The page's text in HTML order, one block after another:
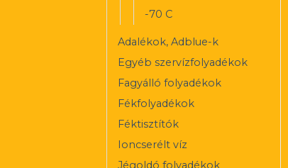
-70 C
Adalékok, Adblue-k
Egyéb szervízfolyadékok
Fagyálló folyadékok
Fékfolyadékok
Féktisztítók
Ioncserélt víz
Jégoldó folyadékok